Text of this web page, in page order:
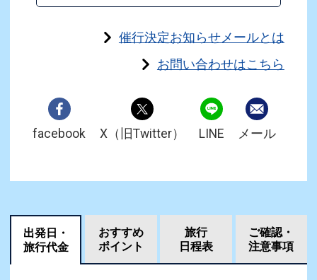
催行決定お知らせメールとは
お問い合わせはこちら
facebook X（旧Twitter） LINE メール
出発日・
旅行代金
おすすめ
ポイント
旅行
日程表
ご確認・
注意事項